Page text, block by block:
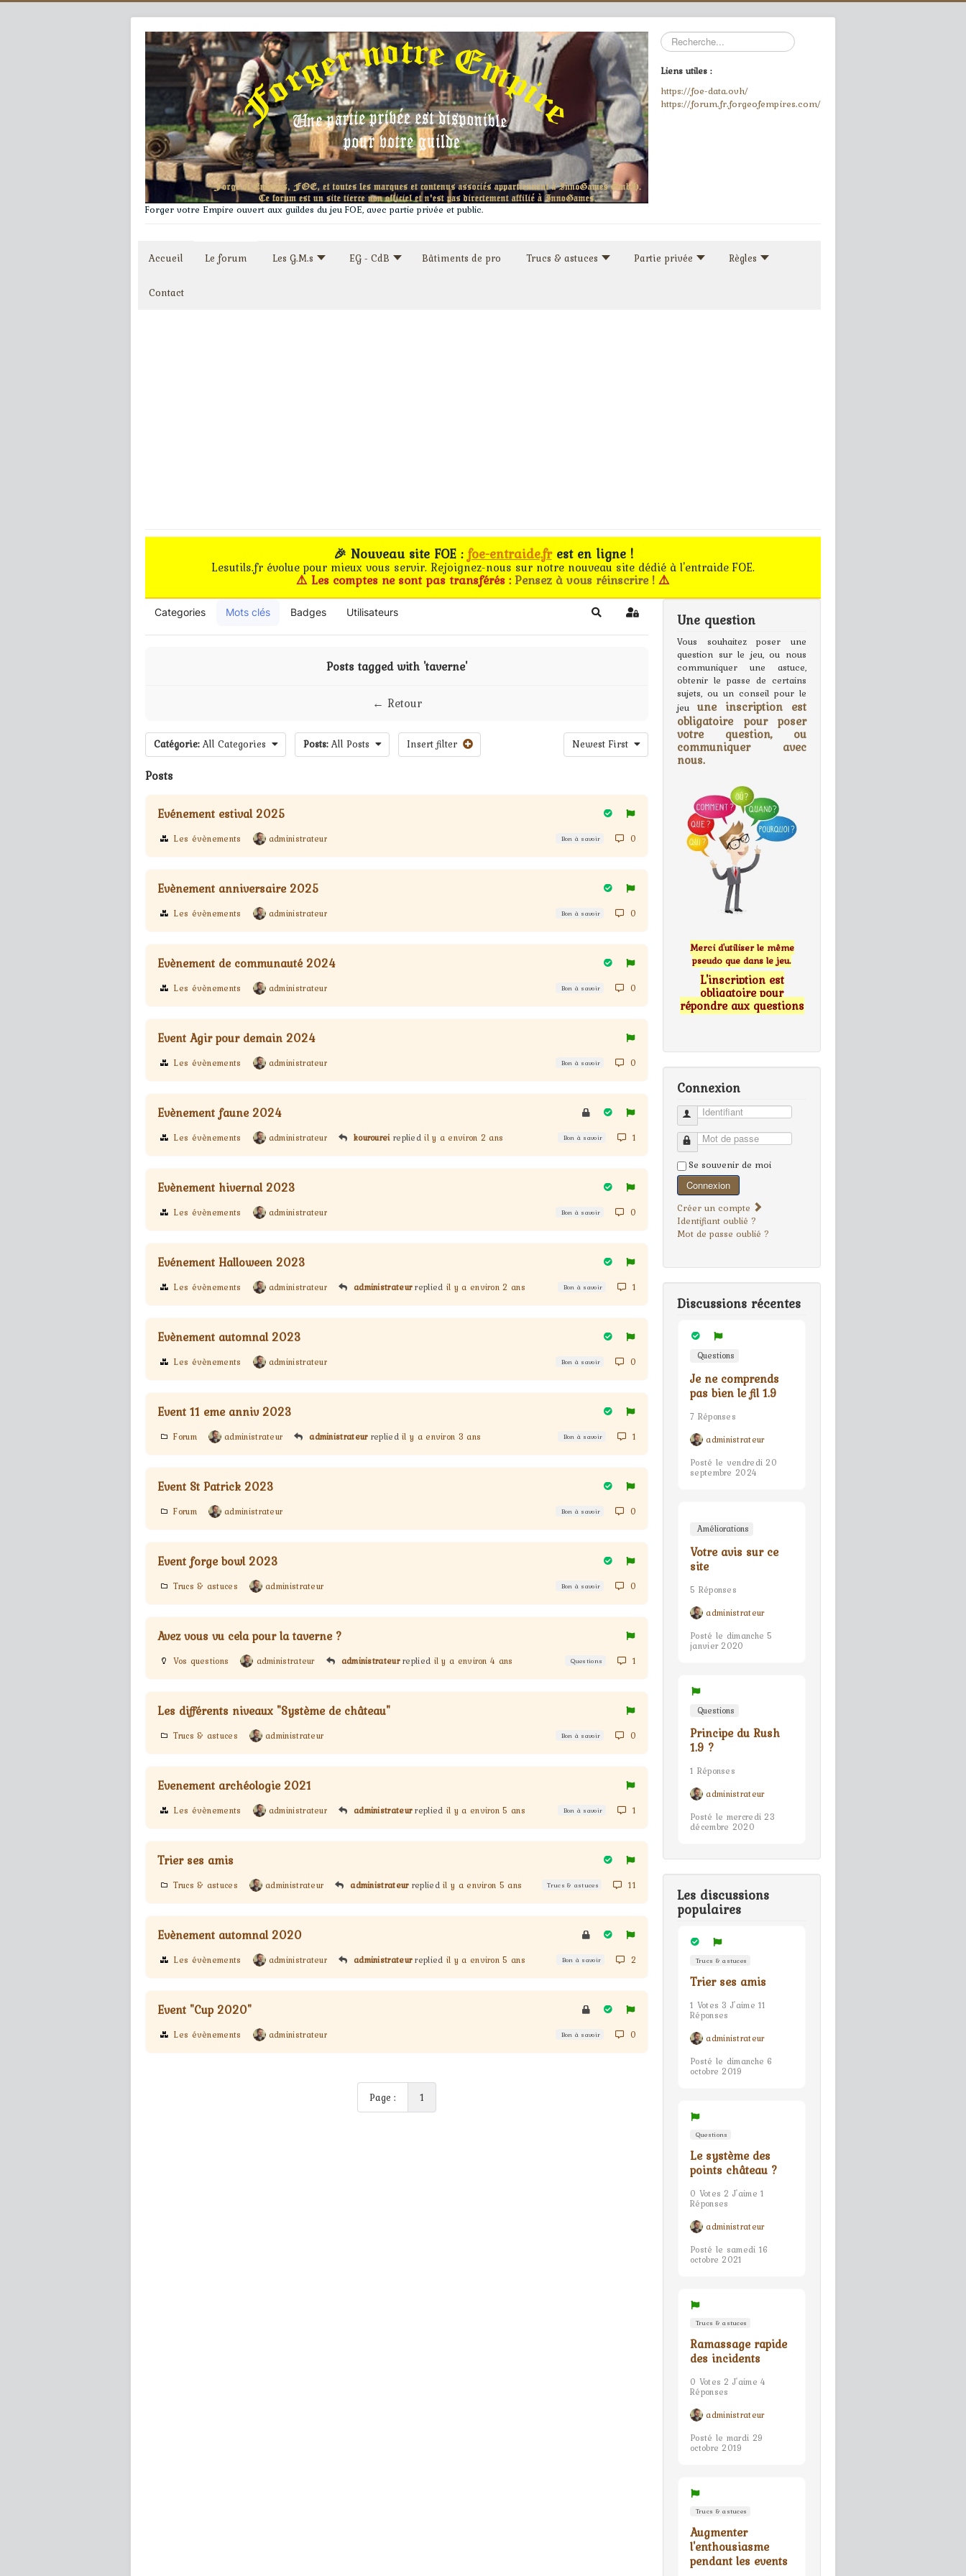
Forger votre Empire ouvert aux guildes du jeu FOE, avec partie privée et public.
Rechercher
Liens utiles :
https://foe-data.ovh/
https://forum.fr.forgeofempires.com/
Accueil Le forum Les G.M.s EG - CdB Bâtiments de pro Trucs & astuces Partie privée Règles
Contact
🎉 Nouveau site FOE :foe-entraide.frest en ligne !
Lesutils.fr évolue pour mieux vous servir. Rejoignez-nous sur notre nouveau site dédié à l'entraide FOE.
⚠️ Les comptes ne sont pas transférés :Pensez à vous réinscrire !⚠️
Categories Mots clés Badges Utilisateurs Search Sign In
Posts tagged with 'taverne'
← Retour
Catégorie: All Categories Posts: All Posts Insert filter Newest First
Posts
Evénement estival 2025
Les évènements administrateur Bon à savoir 0
Evènement anniversaire 2025
Les évènements administrateur Bon à savoir 0
Evènement de communauté 2024
Les évènements administrateur Bon à savoir 0
Event Agir pour demain 2024
Les évènements administrateur Bon à savoir 0
Evènement faune 2024
Les évènements administrateur kourourei repliedil y a environ 2 ans Bon à savoir 1
Evènement hivernal 2023
Les évènements administrateur Bon à savoir 0
Evénement Halloween 2023
Les évènements administrateur administrateur replied il y a environ 2 ans Bon à savoir 1
Evènement automnal 2023
Les évènements administrateur Bon à savoir 0
Event 11 eme anniv 2023
Forum administrateur administrateur repliedil y a environ 3 ans Bon à savoir 1
Event St Patrick 2023
Forum administrateur Bon à savoir 0
Event forge bowl 2023
Trucs & astuces administrateur Bon à savoir 0
Avez vous vu cela pour la taverne ?
Vos questions administrateur administrateur replied il y a environ 4 ans Questions 1
Les différents niveaux "Système de château"
Trucs & astuces administrateur Bon à savoir 0
Evenement archéologie 2021
Les évènements administrateur administrateur replied il y a environ 5 ans Bon à savoir 1
Trier ses amis
Trucs & astuces administrateur administrateur repliedil y a environ 5 ans Trucs & astuces 11
Evènement automnal 2020
Les évènements administrateur administrateur replied il y a environ 5 ans Bon à savoir 2
Event "Cup 2020"
Les évènements administrateur Bon à savoir 0
Page : 1
Une question
Vous souhaitez poser une
question sur le jeu, ou nous
communiquer une astuce,
obtenir le passe de certains
sujets, ou un conseil pour le
jeu une inscription est
obligatoire pour poser
votre question, ou
communiquer avec
nous.
Merci d'utiliser le même
pseudo que dans le jeu.
L'inscription est
obligatoire pour
répondre aux questions
Connexion
Identifiant
Mot de passe
Se souvenir de moi
Connexion
Créer un compte
Identifiant oublié ?
Mot de passe oublié ?
Discussions récentes
Questions
Je ne comprends
pas bien le fil 1.9
7 Réponses
administrateur
Posté le vendredi 20
septembre 2024
Améliorations
Votre avis sur ce
site
5 Réponses
administrateur
Posté le dimanche 5
janvier 2020
Questions
Principe du Rush
1.9 ?
1 Réponses
administrateur
Posté le mercredi 23
décembre 2020
Les discussions
populaires
Trucs & astuces
Trier ses amis
1 Votes 3 J'aime 11
Réponses
administrateur
Posté le dimanche 6
octobre 2019
Questions
Le système des
points château ?
0 Votes 2 J'aime 1
Réponses
administrateur
Posté le samedi 16
octobre 2021
Trucs & astuces
Ramassage rapide
des incidents
0 Votes 2 J'aime 4
Réponses
administrateur
Posté le mardi 29
octobre 2019
Trucs & astuces
Augmenter
l'enthousiasme
pendant les events